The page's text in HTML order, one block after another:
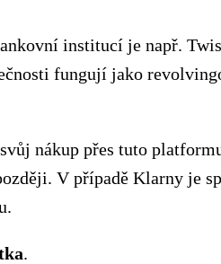
institucí je např.
fungují jako
nákup přes tuto
V případě Klarny je
.